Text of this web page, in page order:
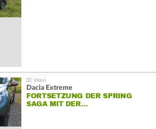
Dacia Extreme
FORTSETZUNG DER SPRING
SAGA MIT DER…